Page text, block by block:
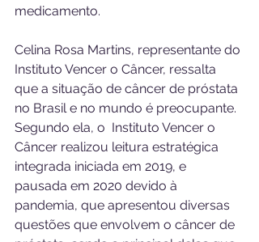
medicamento.
Celina Rosa Martins, representante do
Instituto Vencer o Câncer, ressalta
que a situação de câncer de próstata
no Brasil e no mundo é preocupante.
Segundo ela, o  Instituto Vencer o
Câncer realizou leitura estratégica
integrada iniciada em 2019, e
pausada em 2020 devido à
pandemia, que apresentou diversas
questões que envolvem o câncer de